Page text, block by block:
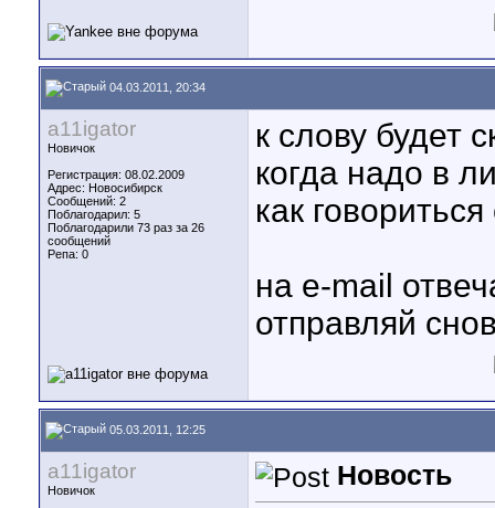
04.03.2011, 20:34
a11igator
Новичок
Регистрация: 08.02.2009
Адрес: Новосибирск
Сообщений: 2
Поблагодарил: 5
Поблагодарили 73 раз за 26
сообщений
Репа: 0
к слову будет
когда надо в
как
на e-mail
отправляй
05.03.2011, 12:25
a11igator
Новичок
Новость